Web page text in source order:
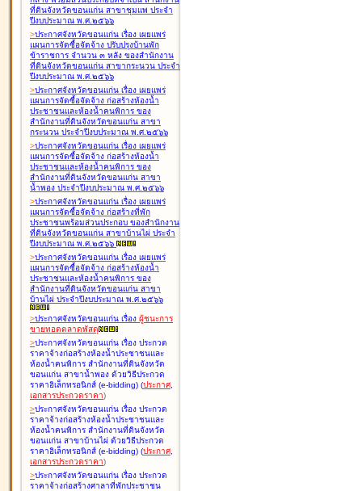
ที่ดินจังหวัดขอนแก่น สาขาชุมแพ ประจำ
ปีงบประมาณ พ.ศ.๒๕๖๖
>ประกาศจังหวัดขอนแก่น เรื่อง เผยแพร่
แผนการจัดซื้อจัดจ้าง ปรับปรุงบ้านพัก
ข้าราชการ จำนวน ๓ หลัง ของสำนักงาน
ที่ดินจังหวัดขอนแก่น สาขากระนวน ประจำ
ปีงบประมาณ พ.ศ.๒๕๖๖
>ประกาศจังหวัดขอนแก่น เรื่อง เผยแพร่
แผนการจัดซื้อจัดจ้าง ก่อสร้างห้องน้ำ
ประชาชนและห้องน้ำคนพิการ ของ
สำนักงานที่ดินจังหวัดขอนแก่น สาขา
กระนวน ประจำปีงบประมาณ พ.ศ.๒๕๖๖
>ประกาศจังหวัดขอนแก่น เรื่อง เผยแพร่
แผนการจัดซื้อจัดจ้าง ก่อสร้างห้องน้ำ
ประชาชนและห้องน้ำคนพิการ ของ
สำนักงานที่ดินจังหวัดขอนแก่น สาขา
น้ำพอง ประจำปีงบประมาณ พ.ศ.๒๕๖๖
>ประกาศจังหวัดขอนแก่น เรื่อง เผยแพร่
แผนการจัดซื้อจัดจ้าง ก่อสร้างที่พัก
ประชาชนพร้อมส่วนประกอบ ของสำนักงาน
ที่ดินจังหวัดขอนแก่น สาขาบ้านไผ่ ประจำ
ปีงบประมาณ พ.ศ.๒๕๖๖
>ประกาศจังหวัดขอนแก่น เรื่อง เผยแพร่
แผนการจัดซื้อจัดจ้าง ก่อสร้างห้องน้ำ
ประชาชนและห้องน้ำคนพิการ ของ
สำนักงานที่ดินจังหวัดขอนแก่น สาขา
บ้านไผ่ ประจำปีงบประมาณ พ.ศ.๒๕๖๖
>ประกาศจังหวัดขอนแก่น เรื่อง ผู้ชนะการ
ขายทอดตลาดพัสดุ
>ประกาศจังหวัดขอนแก่น เรื่อง ประกวด
ราคาจ้างก่อสร้างห้องน้ำประชาชนและ
ห้องน้ำคนพิการ สำนักงานที่ดินจังหวัด
ขอนแก่น สาขาน้ำพอง ด้วยวิธีประกวด
ราคาอิเล็กทรอนิกส์ (e-bidding) (ประกาศ,
เอกสารประกวดราคา)
>ประกาศจังหวัดขอนแก่น เรื่อง ประกวด
ราคาจ้างก่อสร้างห้องน้ำประชาชนและ
ห้องน้ำคนพิการ สำนักงานที่ดินจังหวัด
ขอนแก่น สาขาบ้านไผ่ ด้วยวิธีประกวด
ราคาอิเล็กทรอนิกส์ (e-bidding) (ประกาศ,
เอกสารประกวดราคา)
>ประกาศจังหวัดขอนแก่น เรื่อง ประกวด
ราคาจ้างก่อสร้างศาลาที่พักประชาชน